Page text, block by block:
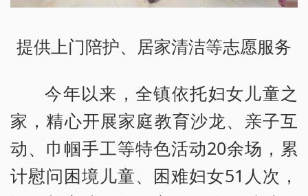
提供上门陪护、居家清洁等志愿服务
今年以来，全镇依托妇女儿童之
家，精心开展家庭教育沙龙、亲子互
动、巾帼手工等特色活动20余场，累
计慰问困境儿童、困难妇女51人次，